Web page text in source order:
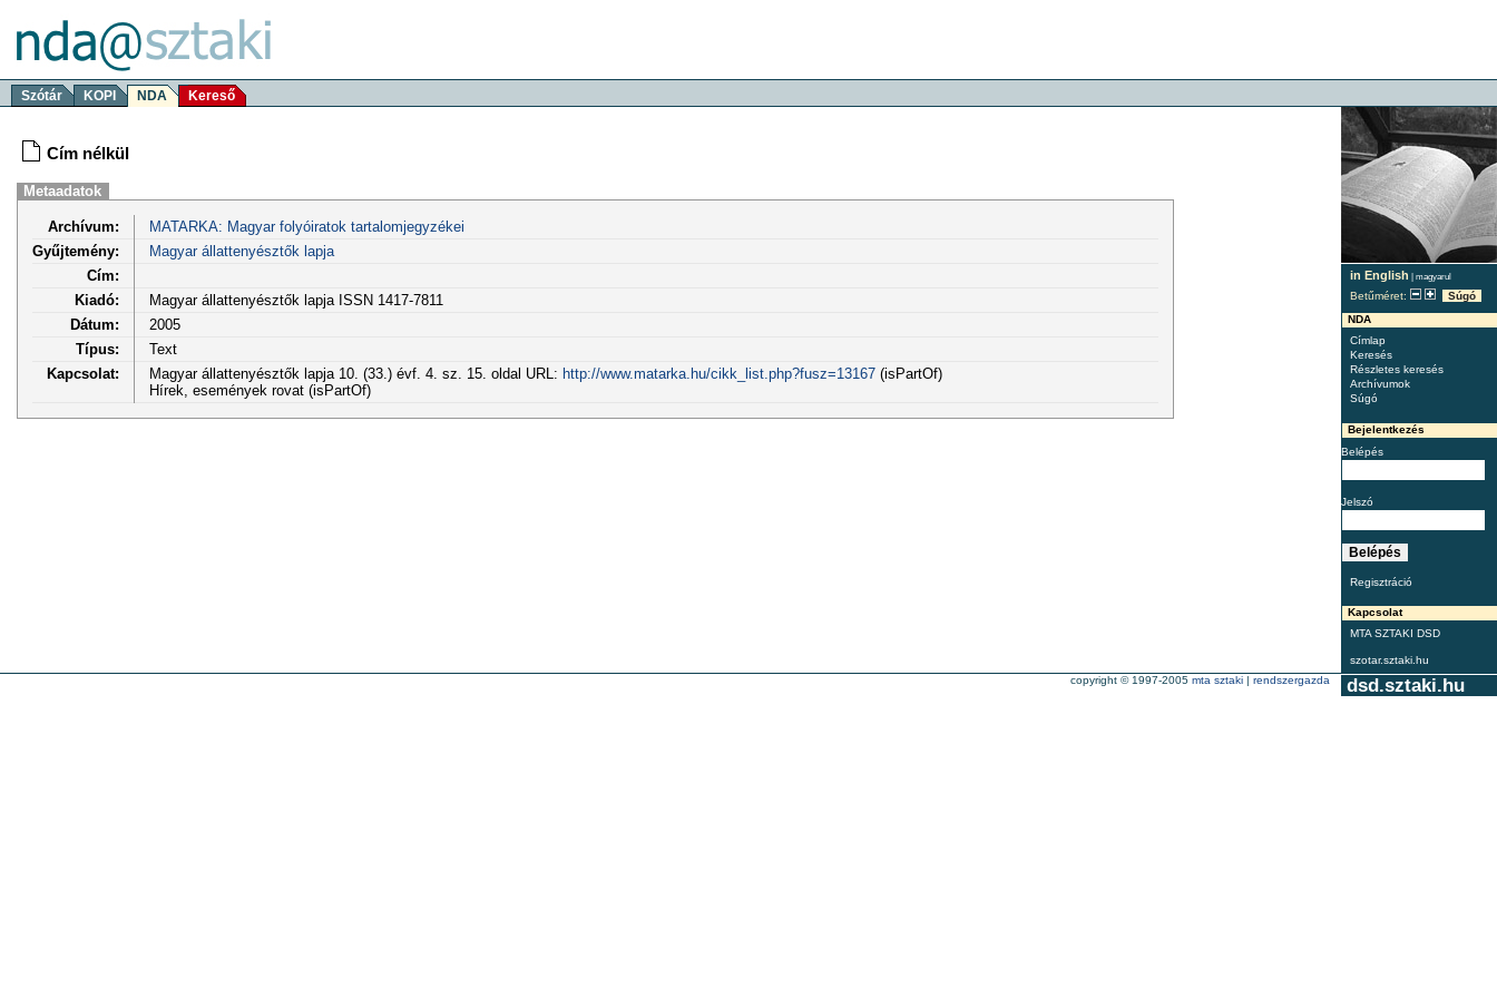
Szótár KOPI NDA Kereső
in English | magyarul
Betűméret:
Súgó
NDA
Címlap
Keresés
Részletes keresés
Archívumok
Súgó
Bejelentkezés
Belépés
Jelszó
Regisztráció
Kapcsolat
MTA SZTAKI DSD
szotar.sztaki.hu
Cím nélkül
Metaadatok
Archívum:
MATARKA: Magyar folyóiratok tartalomjegyzékei
Gyűjtemény:
Magyar állattenyésztők lapja
Cím:
Kiadó:
Magyar állattenyésztők lapja ISSN 1417-7811
Dátum:
2005
Típus:
Text
Kapcsolat:
Magyar állattenyésztők lapja 10. (33.) évf. 4. sz. 15. oldal URL: http://www.matarka.hu/cikk_list.php?fusz=13167(isPartOf)
Hírek, események rovat (isPartOf)
dsd.sztaki.hu
copyright © 1997-2005 mta sztaki | rendszergazda